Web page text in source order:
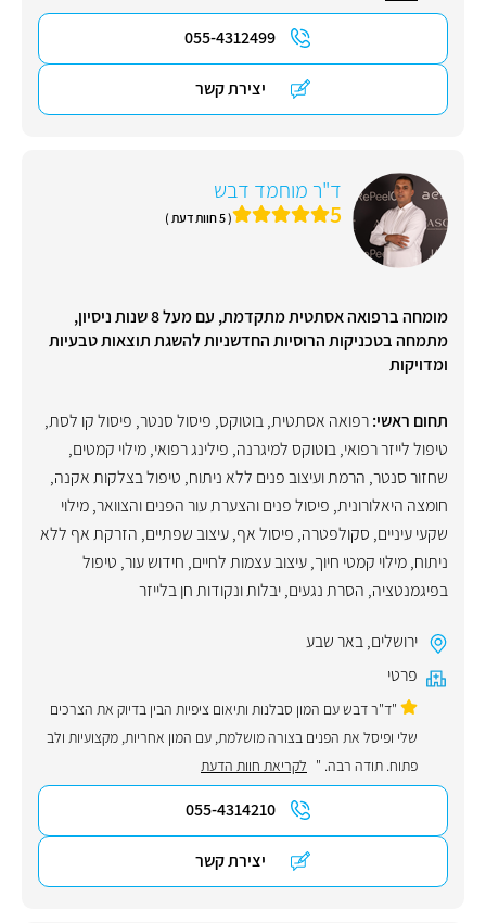
055-4312499
יצירת קשר
ד"ר מוחמד דבש
5 ( 5 חוות דעת )
מומחה ברפואה אסתטית מתקדמת, עם מעל 8 שנות ניסיון,
מתמחה בטכניקות הרוסיות החדשניות להשגת תוצאות טבעיות
ומדויקות
תחום ראשי:רפואה אסתטית,בוטוקס, פיסול סנטר, פיסול קו לסת,
טיפול לייזר רפואי,בוטוקס למיגרנה, פילינג רפואי,מילוי קמטים,
שחזור סנטר, הרמת ועיצוב פנים ללא ניתוח, טיפול בצלקות אקנה,
חומצה היאלורונית, פיסול פנים והצערת עור הפנים והצוואר,מילוי
שקעי עיניים, סקולפטרה, פיסול אף,עיצוב שפתיים, הזרקת אף ללא
ניתוח,מילוי קמטי חיוך,עיצוב עצמות לחיים, חידוש עור, טיפול
בפיגמנטציה, הסרת נגעים, יבלות ונקודות חן בלייזר
ירושלים,באר שבע
פרטי
"ד"ר דבש עם המון סבלנות ותיאום ציפיות הבין בדיוק את הצרכים
שלי ופיסל את הפנים בצורה מושלמת, עם המון אחריות, מקצועיות ולב
פתוח. תודה רבה. " לקריאת חוות הדעת
055-4314210
יצירת קשר